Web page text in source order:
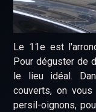
Le 11e est
Pour déguster de
le lieu idéal.
couverts, on
persil-oignons,